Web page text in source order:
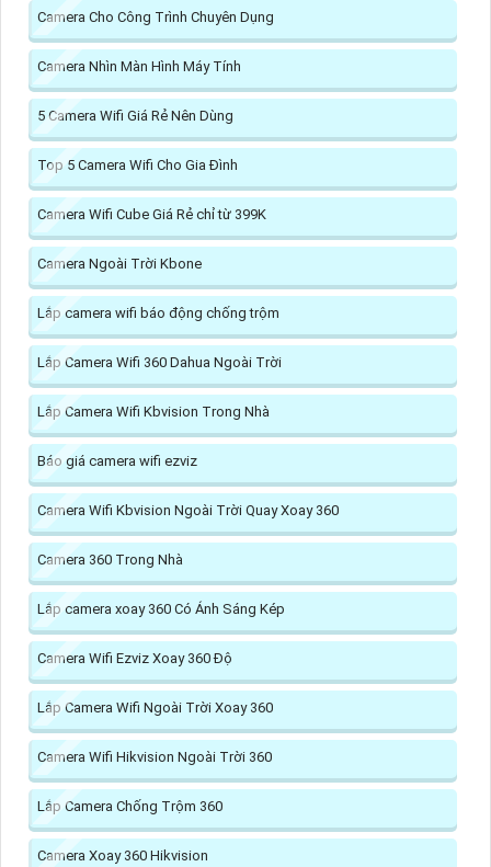
Camera Cho Công Trình Chuyên Dụng
Camera Nhìn Màn Hình Máy Tính
5 Camera Wifi Giá Rẻ Nên Dùng
Top 5 Camera Wifi Cho Gia Đình
Camera Wifi Cube Giá Rẻ chỉ từ 399K
Camera Ngoài Trời Kbone
Lắp camera wifi báo động chống trộm
Lắp Camera Wifi 360 Dahua Ngoài Trời
Lắp Camera Wifi Kbvision Trong Nhà
Báo giá camera wifi ezviz
Camera Wifi Kbvision Ngoài Trời Quay Xoay 360
Camera 360 Trong Nhà
Lắp camera xoay 360 Có Ánh Sáng Kép
Camera Wifi Ezviz Xoay 360 Độ
Lắp Camera Wifi Ngoài Trời Xoay 360
Camera Wifi Hikvision Ngoài Trời 360
Lắp Camera Chống Trộm 360
Camera Xoay 360 Hikvision